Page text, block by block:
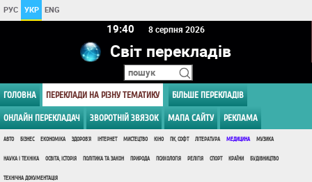
РУС УКР ENG
19 40 8 серпня 2026
Світ перекладів
ГОЛОВНА ПЕРЕКЛАДИ НА РІЗНУ ТЕМАТИКУ БІЛЬШЕ ПЕРЕКЛАДІВ
ОНЛАЙН ПЕРЕКЛАДАЧ ЗВОРОТНІЙ ЗВЯЗОК МАПА САЙТУ РЕКЛАМА
АВТО БІЗНЕС ЕКОНОМІКА ЗДОРОВ'Я ІНТЕРНЕТ МИСТЕЦТВО КІНО ПК, СОФТ ЛІТЕРАТУРА МЕДИЦИНА МУЗИКА
НАУКА І ТЕХНІКА ОСВІТА, ІСТОРІЯ ПОЛІТИКА ТА ЗАКОН ПРИРОДА ПСИХОЛОГІЯ РЕЛІГІЯ СПОРТ КРАЇНИ БУДІВНИЦТВО
ТЕХНІЧНА ДОКУМЕНТАЦІЯ